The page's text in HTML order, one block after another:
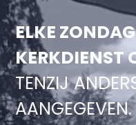
ELKE
KERKDIENST
TENZIJ
AANGEGEVEN.